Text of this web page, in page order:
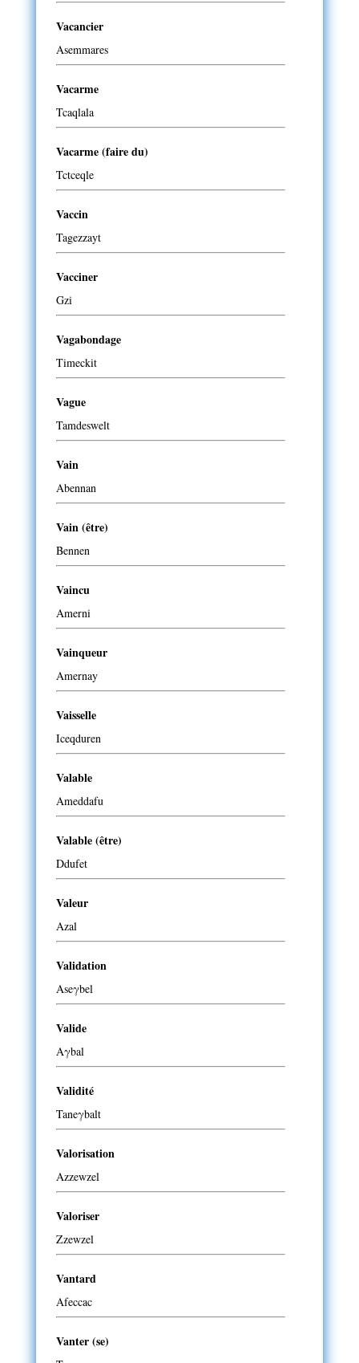
Vacancier
Asemmares
Vacarme
Tcaqlala
Vacarme (faire du)
Tctceqle
Vaccin
Tagezzayt
Vacciner
Gzi
Vagabondage
Timeckit
Vague
Tamdeswelt
Vain
Abennan
Vain (être)
Bennen
Vaincu
Amerni
Vainqueur
Amernay
Vaisselle
Iceqduren
Valable
Ameddafu
Valable (être)
Ddufet
Valeur
Azal
Validation
Aseγbel
Valide
Aγbal
Validité
Taneγbalt
Valorisation
Azzewzel
Valoriser
Zzewzel
Vantard
Afeccac
Vanter (se)